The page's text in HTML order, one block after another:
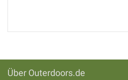
Über Outerdoors.de